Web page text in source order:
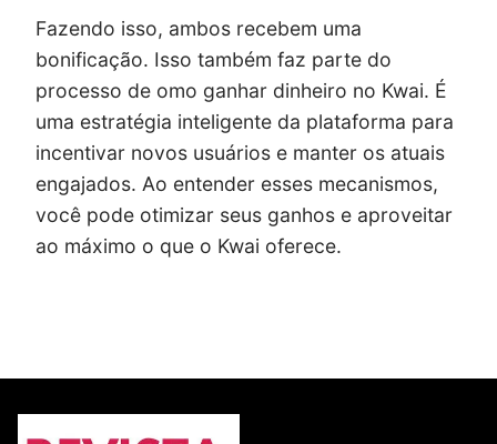
Fazendo isso, ambos recebem uma
bonificação. Isso também faz parte do
processo de omo ganhar dinheiro no Kwai. É
uma estratégia inteligente da plataforma para
incentivar novos usuários e manter os atuais
engajados. Ao entender esses mecanismos,
você pode otimizar seus ganhos e aproveitar
ao máximo o que o Kwai oferece.